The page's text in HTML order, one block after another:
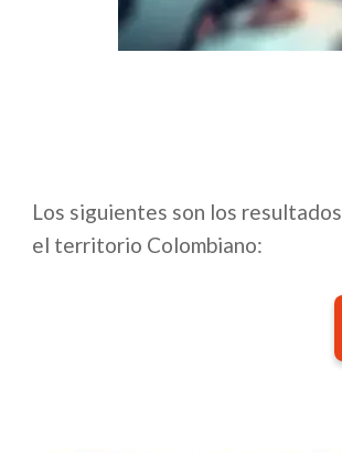
Los siguientes son los
el territorio Colombiano: